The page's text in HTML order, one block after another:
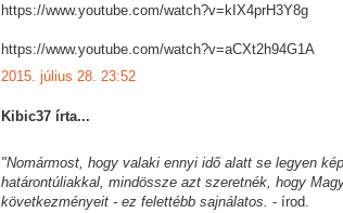
https://www.youtube.com/watch?v=kIX4prH3Y8g
https://www.youtube.com/watch?v=aCXt2h94G1A
2015. július 28. 23:52
Kibic37 írta...
"Nomármost, hogy valaki ennyi idő alatt se legyen
határontúliakkal, mindössze azt szeretnék, hogy
következményeit - ez felettébb sajnálatos. - írod.